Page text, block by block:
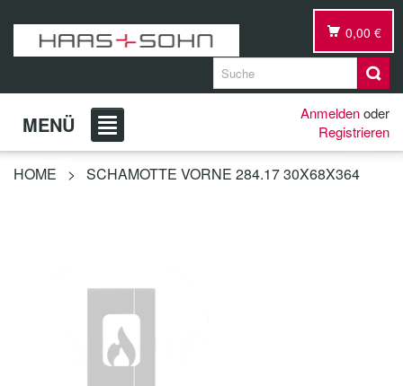
0,00 €
MENÜ Anmeldenoder
Registrieren
HOME > SCHAMOTTE VORNE 284.17 30X68X364